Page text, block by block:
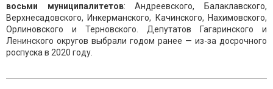
восьми муниципалитетов: Андреевского, Балаклавского,
Верхнесадовского, Инкерманского, Качинского, Нахимовского,
Орлиновского и Терновского. Депутатов Гагаринского и
Ленинского округов выбрали годом ранее — из-за досрочного
роспуска в 2020 году.